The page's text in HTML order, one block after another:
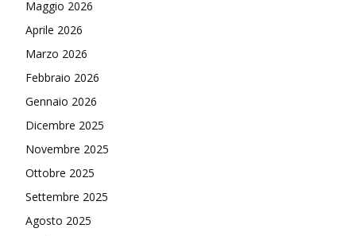
Maggio 2026
Aprile 2026
Marzo 2026
Febbraio 2026
Gennaio 2026
Dicembre 2025
Novembre 2025
Ottobre 2025
Settembre 2025
Agosto 2025